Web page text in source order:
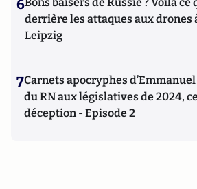
6
derrière les attaques aux drones
Leipzig
7Carnets apocryphes d’Emmanuel
du RN aux législatives de 2024,
déception - Episode 2